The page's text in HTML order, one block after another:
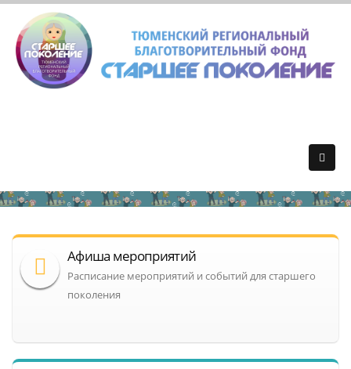
Афиша мероприятий
Расписание мероприятий и событий для старшего
поколения